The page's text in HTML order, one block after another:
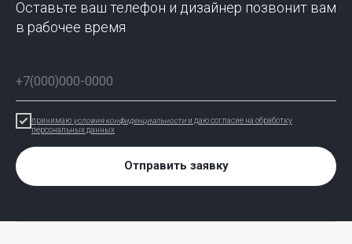
Оставьте ваш телефон и дизайнер позвонит вам
в рабочее время
принимаю условия конфиденциальности и даю согласие на обработку
персональных данных
Отправить заявку